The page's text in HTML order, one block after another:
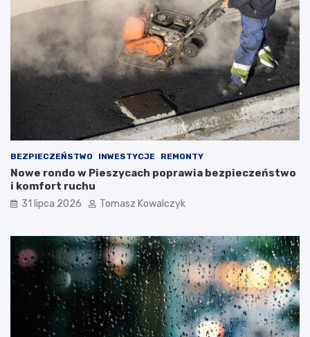
BEZPIECZEŃSTWO INWESTYCJE REMONTY
Nowe rondo w Pieszycach poprawia bezpieczeństwo
i komfort ruchu
31 lipca 2026 Tomasz Kowalczyk